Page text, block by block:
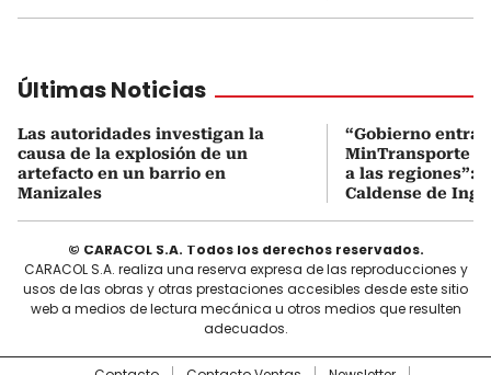
Últimas Noticias
Las autoridades investigan la
causa de la explosión de un
artefacto en un barrio en
Manizales
“Gobierno
MinTransporte
a las regiones”:
Caldense de Ing.
© CARACOL S.A. Todos los derechos reservados.
CARACOL S.A. realiza una reserva expresa de las reproducciones y
usos de las obras y otras prestaciones accesibles desde este sitio
web a medios de lectura mecánica u otros medios que resulten
adecuados.